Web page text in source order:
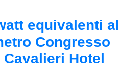
equivalenti al
Congresso
Cavalieri Hotel